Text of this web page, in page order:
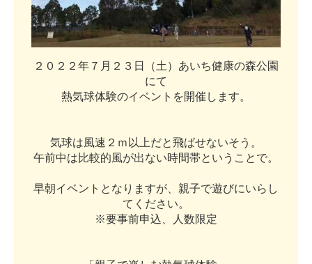
２ ０ ２ ２ 年 ７ 月 ２ ３ 日 （土 ） あいち健康の森公園
にて
熱気球体験のイベン ト を開催 し ま す。
気球は風速 ２ ｍ 以 上だと飛ばせないそ う 。
午前中は比較的風が出ない時間帯と い う こ と で。
早朝イベン ト と な り ま すが 親子で遊びにいら し
て く ださ い。
※要事前申込 人 数限定